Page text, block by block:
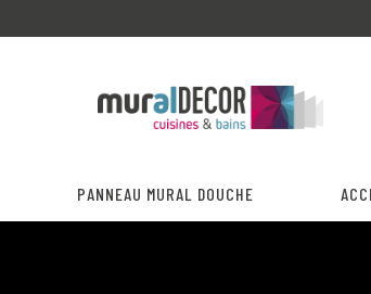
PANNEAU MURAL DOUCHE